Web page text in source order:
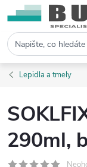
Hledat
Lepidla a tmely
290ml,